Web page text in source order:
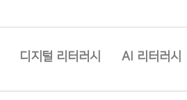
디지털 리터러시 AI 리터러시